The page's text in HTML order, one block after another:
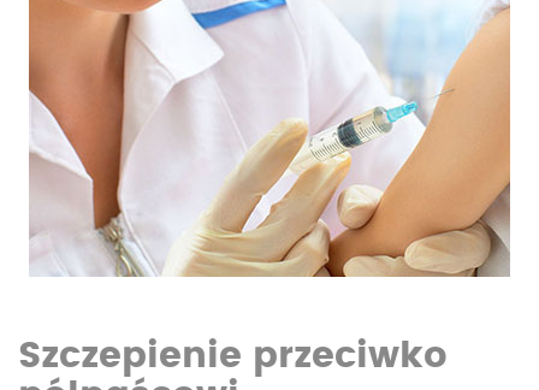
Szczepienie przeciwko